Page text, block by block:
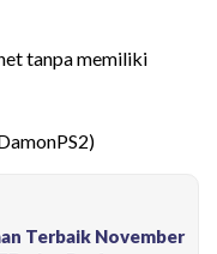
tanpa memiliki
Terbaik November